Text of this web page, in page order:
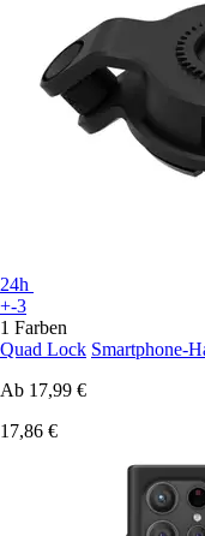
24h
+-3
1 Farben
Quad Lock Smartphone-
Ab 17,99 €
17,86 €